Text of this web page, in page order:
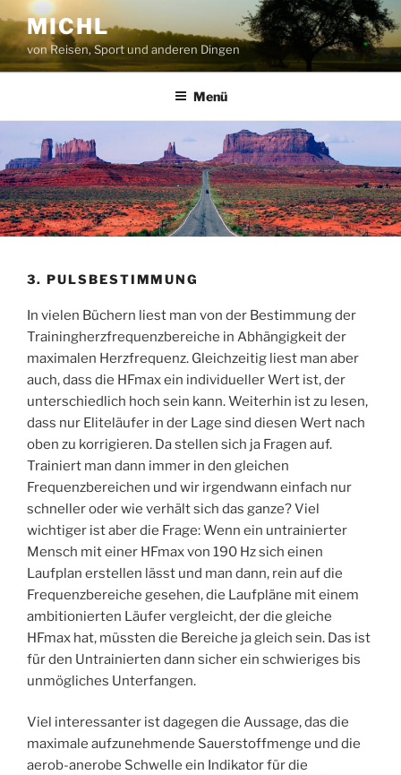
Inhalt
springen
MICHL
von Reisen, Sport und anderen Dingen
Menü
3. PULSBESTIMMUNG
In vielen Büchern liest man von der Bestimmung der
Trainingherzfrequenzbereiche in Abhängigkeit der
maximalen Herzfrequenz. Gleichzeitig liest man aber
auch, dass die HFmax ein individueller Wert ist, der
unterschiedlich hoch sein kann. Weiterhin ist zu lesen,
dass nur Eliteläufer in der Lage sind diesen Wert nach
oben zu korrigieren. Da stellen sich ja Fragen auf.
Trainiert man dann immer in den gleichen
Frequenzbereichen und wir irgendwann einfach nur
schneller oder wie verhält sich das ganze? Viel
wichtiger ist aber die Frage: Wenn ein untrainierter
Mensch mit einer HFmax von 190 Hz sich einen
Laufplan erstellen lässt und man dann, rein auf die
Frequenzbereiche gesehen, die Laufpläne mit einem
ambitionierten Läufer vergleicht, der die gleiche
HFmax hat, müssten die Bereiche ja gleich sein. Das ist
für den Untrainierten dann sicher ein schwieriges bis
unmögliches Unterfangen.
Viel interessanter ist dagegen die Aussage, das die
maximale aufzunehmende Sauerstoffmenge und die
aerob-anerobe Schwelle ein Indikator für die